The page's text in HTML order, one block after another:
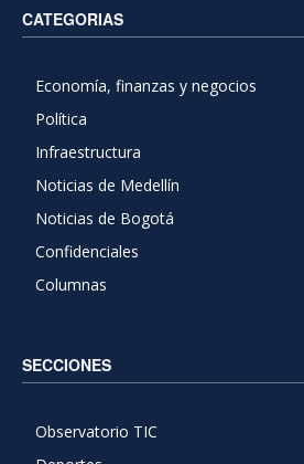
CATEGORIAS
Economía, finanzas y negocios
Política
Infraestructura
Noticias de Medellín
Noticias de Bogotá
Confidenciales
Columnas
SECCIONES
Observatorio TIC